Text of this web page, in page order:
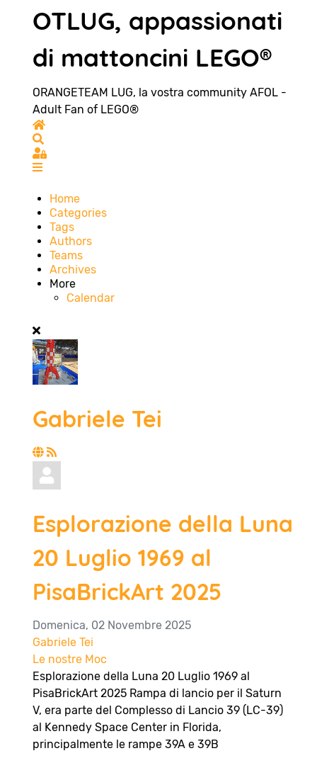
OTLUG, appassionati
di mattoncini LEGO®
ORANGETEAM LUG, la vostra community AFOL -
Adult Fan of LEGO®
Home
Sign In
Home
Categories
Tags
Authors
Teams
Archives
More
Calendar
Gabriele Tei
Esplorazione della Luna
20 Luglio 1969 al
PisaBrickArt 2025
Domenica, 02 Novembre 2025
Gabriele Tei
Le nostre Moc
Esplorazione della Luna 20 Luglio 1969 al
PisaBrickArt 2025 Rampa di lancio per il Saturn
V, era parte del Complesso di Lancio 39 (LC-39)
al Kennedy Space Center in Florida,
principalmente le rampe 39A e 39B